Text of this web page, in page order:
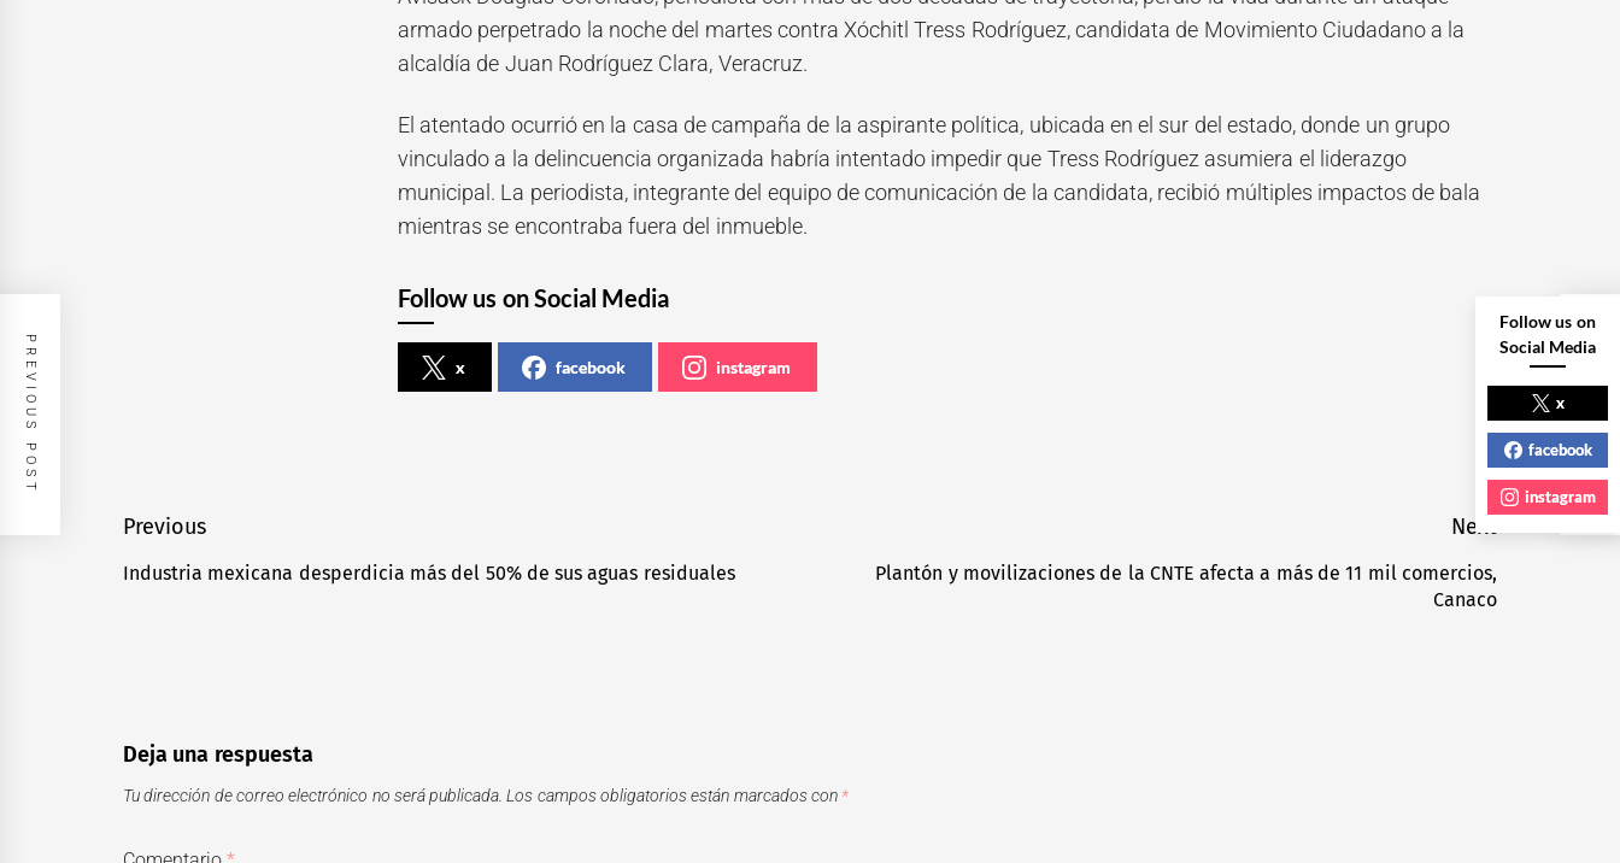
armado perpetrado la noche del martes contra Xóchitl Tress Rodríguez, candidata de Movimiento Ciudadano a la
alcaldía de Juan Rodríguez Clara, Veracruz.
El atentado ocurrió en la casa de campaña de la aspirante política, ubicada en el sur del estado, donde un grupo
vinculado a la delincuencia organizada habría intentado impedir que Tress Rodríguez asumiera el liderazgo
municipal. La periodista, integrante del equipo de comunicación de la candidata, recibió múltiples impactos de bala
mientras se encontraba fuera del inmueble.
Follow us on Social Media
x facebook instagram
Navegación
de
Previous
Previous
Industria mexicana desperdicia más del 50% de sus aguas residuales
Next
post:
Plantón y movilizaciones de la CNTE afecta a más de 11 mil comercios,
Canaco
PREVIOUS POST NEXT POST
Deja una respuesta
Tu dirección de correo electrónico no será publicada. Los campos obligatorios están marcados con *
Follow us on
Social Media
x
facebook
instagram